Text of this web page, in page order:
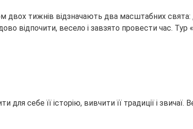
тижнів відзначають два масштабних свята:
відпочити, весело і завзято провести час.
для себе її історію, вивчити її традиції і